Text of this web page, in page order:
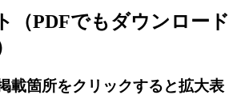
（PDFでもダウンロード
載箇所をクリックすると拡大表